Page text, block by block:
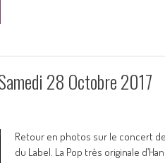
28 Octobre 2017
Retour en photos sur le concert
du Label. La Pop très originale